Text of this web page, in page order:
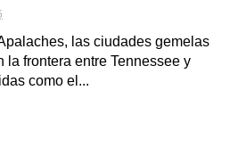
las ciudades gemelas
la frontera entre Tennessee y
como el...